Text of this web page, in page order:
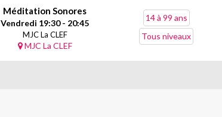
Méditation Sonores
Vendredi 19:30 - 20:45
MJC La CLEF
MJC La CLEF
14 à 99 ans
Tous niveaux